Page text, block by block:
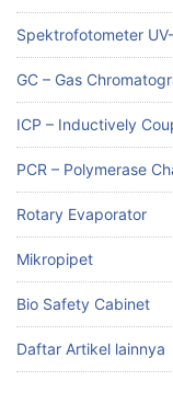
Spektrofotometer
GC – Gas
ICP – Inductively
PCR – Polymerase
Rotary Evaporator
Mikropipet
Bio Safety Cabinet
Daftar Artikel lainnya